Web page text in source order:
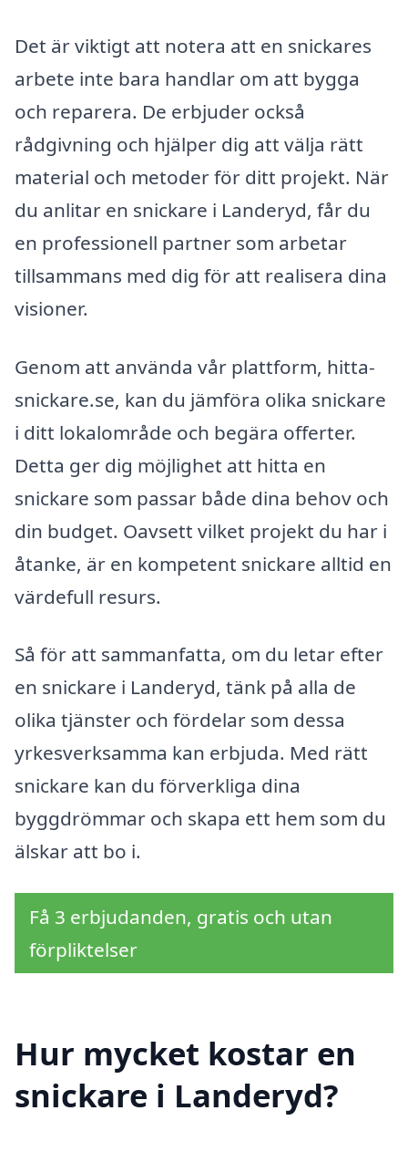
Det är viktigt att notera att en snickares
arbete inte bara handlar om att bygga
och reparera. De erbjuder också
rådgivning och hjälper dig att välja rätt
material och metoder för ditt projekt. När
du anlitar en snickare i Landeryd, får du
en professionell partner som arbetar
tillsammans med dig för att realisera dina
visioner.
Genom att använda vår plattform, hitta-
snickare.se, kan du jämföra olika snickare
i ditt lokalområde och begära offerter.
Detta ger dig möjlighet att hitta en
snickare som passar både dina behov och
din budget. Oavsett vilket projekt du har i
åtanke, är en kompetent snickare alltid en
värdefull resurs.
Så för att sammanfatta, om du letar efter
en snickare i Landeryd, tänk på alla de
olika tjänster och fördelar som dessa
yrkesverksamma kan erbjuda. Med rätt
snickare kan du förverkliga dina
byggdrömmar och skapa ett hem som du
älskar att bo i.
Få 3 erbjudanden, gratis och utan
förpliktelser
Hur mycket kostar en
snickare i Landeryd?